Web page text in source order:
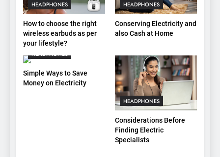
HEADPHONES
How to choose the right
wireless earbuds as per
your lifestyle?
HEADPHONES
Conserving Electricity and
also Cash at Home
HEADPHONES
Simple Ways to Save
Money on Electricity
HEADPHONES
Considerations Before
Finding Electric
Specialists